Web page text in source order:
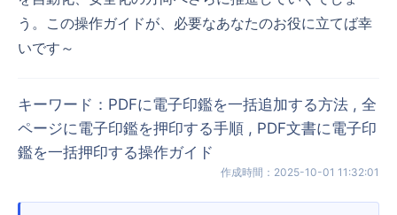
う。この操作ガイドが、必要なあなたのお役に立てば幸
いです～
キーワード ： PDFに電子印鑑を一括追加する方法 , 全
ページに電子印鑑を押印する手順 , PDF文書に電子印
鑑を一括押印する操作ガイド
作成時間 ： 2025-10-01 11:32:01